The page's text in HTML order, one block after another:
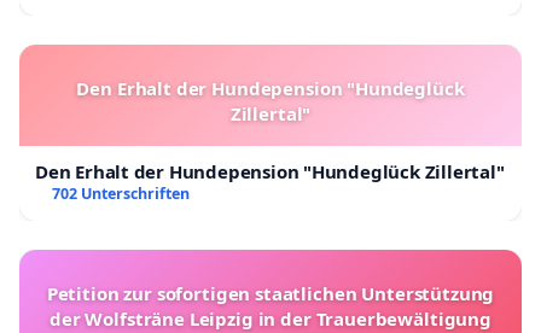
Den Erhalt der Hundepension "Hundeglück
Zillertal"
Den Erhalt der Hundepension "Hundeglück Zillertal"
702 Unterschriften
Petition zur sofortigen staatlichen Unterstützung
der Wolfsträne Leipzig in der Trauerbewältigung